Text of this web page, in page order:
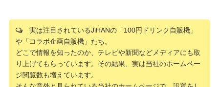
実は注目されているJiHANの「100円ドリンク自販機」
や「コラボ企画自販機」たち。
どこで情報を知ったのか、テレビや新聞などメディアにも取
り上げてもらっています。その結果、実は当社のホームペー
ジ閲覧数も増えています。